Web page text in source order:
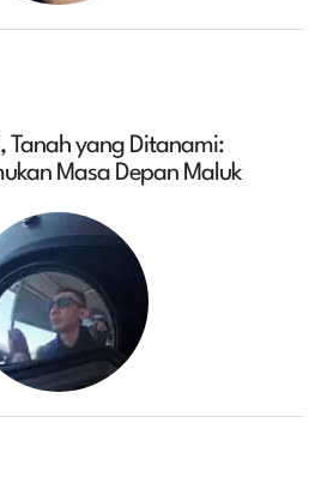
Tanah yang Ditanami:
Masa Depan Maluk